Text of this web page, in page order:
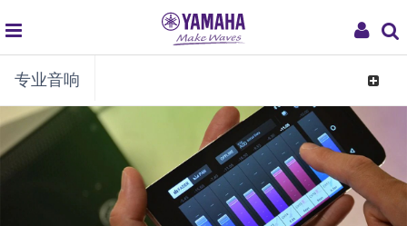
My
global
navigation
专业音响
Toggle